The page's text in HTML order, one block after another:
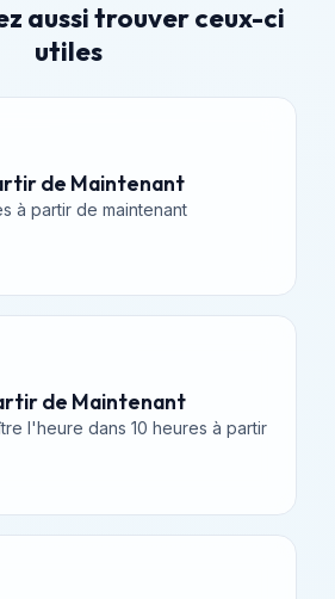
aussi trouver ceux-ci
utiles
de Maintenant
à partir de maintenant
de Maintenant
l'heure dans 10 heures à partir